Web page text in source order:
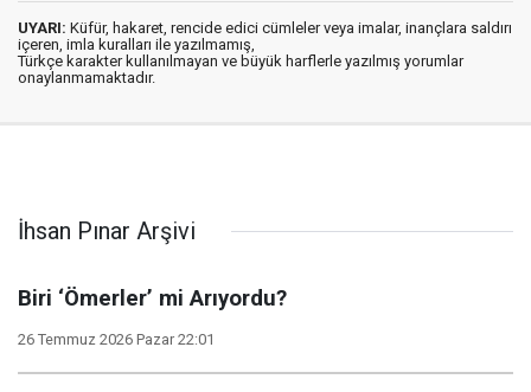
UYARI: Küfür, hakaret, rencide edici cümleler veya imalar, inançlara saldırı
içeren, imla kuralları ile yazılmamış,
Türkçe karakter kullanılmayan ve büyük harflerle yazılmış yorumlar
onaylanmamaktadır.
İhsan Pınar Arşivi
Biri ‘Ömerler’ mi Arıyordu?
26 Temmuz 2026 Pazar 22:01